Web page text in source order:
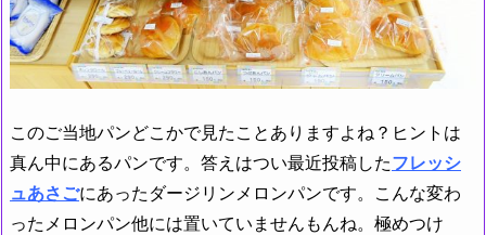
このご当地パンどこかで見たことありますよね？ヒントは
真ん中にあるパンです。答えはつい最近投稿したフレッシ
ュあさごにあったダージリンメロンパンです。こんな変わ
ったメロンパン他には置いていませんもんね。極めつけ